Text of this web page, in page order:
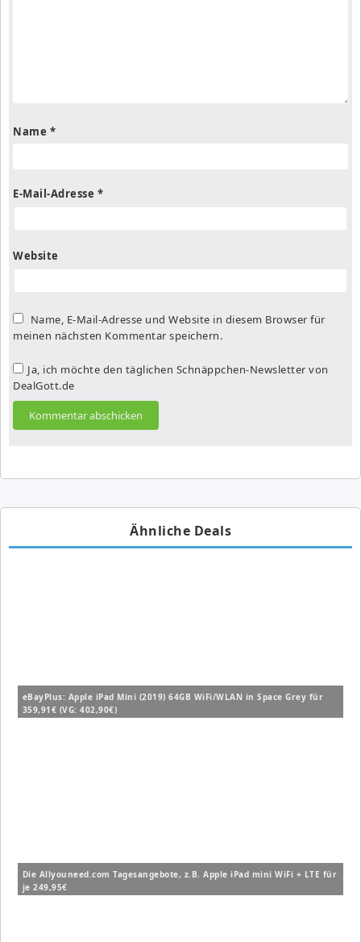
Name *
E-Mail-Adresse *
Website
Name, E-Mail-Adresse und Website in diesem Browser für
meinen nächsten Kommentar speichern.
Ja, ich möchte den täglichen Schnäppchen-Newsletter von
DealGott.de
Ähnliche Deals
eBayPlus: Apple iPad Mini (2019) 64GB WiFi/WLAN in Space Grey für
359,91€ (VG: 402,90€)
Die Allyouneed.com Tagesangebote, z.B. Apple iPad mini WiFi + LTE für
je 249,95€